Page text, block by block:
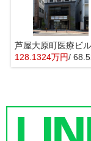
芦屋大原町医療ビル
128.1324万円/